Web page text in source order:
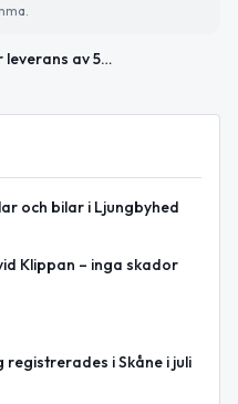
Scania startar leverans av 50 elfordon till Falkenklev Logistik
och bilar i Ljungbyhed
Klippan – inga skador
i Skåne i juli